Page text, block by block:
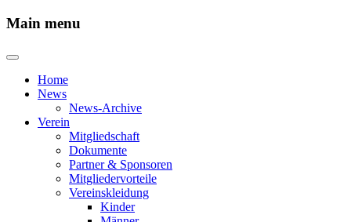
Main menu
Home
News
News-Archive
Verein
Mitgliedschaft
Dokumente
Partner & Sponsoren
Mitgliedervorteile
Vereinskleidung
Kinder